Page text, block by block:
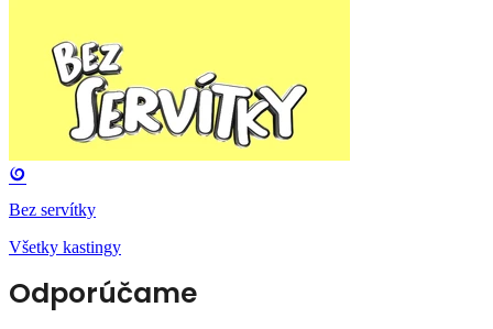
Bez servítky
Všetky kastingy
Odporúčame